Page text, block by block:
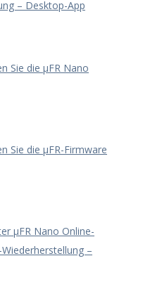
– Desktop-App
Sie die μFR Nano
Sie die μFR-Firmware
μFR Nano Online-
–